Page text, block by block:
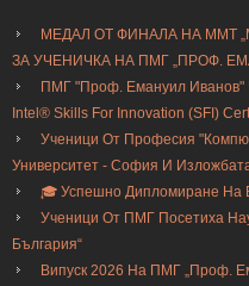
МЕДАЛ ОТ ФИНАЛА НА ММТ
ЗА УЧЕНИЧКА НА ПМГ „ПРОФ.
ПМГ "Проф. Емануил Иванов"
Intel® Skills For Innovation (SFI)
Ученици От Професия
Университет - София И
🎓 Успешно Дипломиране На
Ученици От ПМГ Посетиха
България“
Випуск 2026 На ПМГ „Проф.